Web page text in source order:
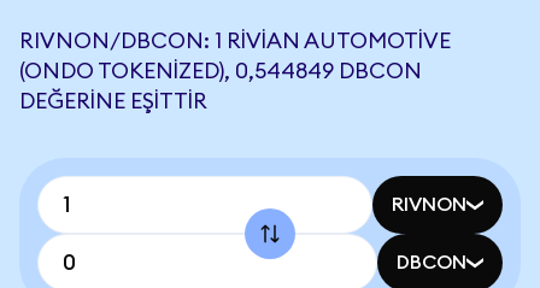
RIVNON/DBCON: 1 RIVIAN AUTOMOTIVE
(ONDO TOKENIZED), 0,544849 DBCON
DEĞERINE EŞITTIR
RIVNON
DBCON